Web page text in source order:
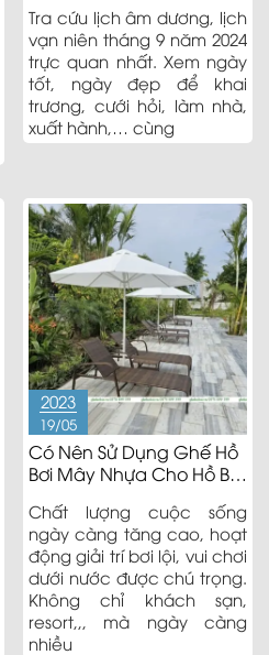
Tra cứu lịch âm dương, lịch
vạn niên tháng 9 năm 2024
trực quan nhất. Xem ngày
tốt, ngày đẹp để khai
trương, cưới hỏi, làm nhà,
xuất hành,… cùng
2023
19/05
Có Nên Sử Dụng Ghế Hồ
Bơi Mây Nhựa Cho Hồ Bể
Chất lượng cuộc sống
ngày càng tăng cao, hoạt
động giải trí bơi lội, vui chơi
dưới nước được chú trọng.
Không chỉ khách sạn,
resort,,, mà ngày càng
nhiều